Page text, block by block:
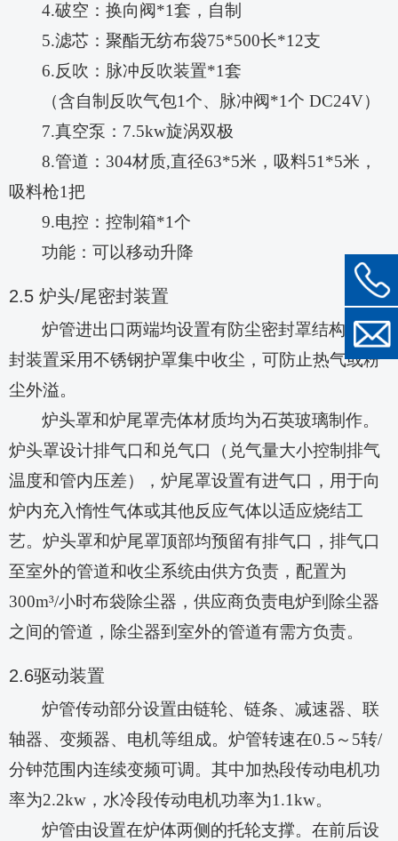
4.破空：换向阀*1套，自制
5.滤芯：聚酯无纺布袋75*500长*12支
6.反吹：脉冲反吹装置*1套
（含自制反吹气包1个、脉冲阀*1个 DC24V）
7.真空泵：7.5kw旋涡双极
8.管道：304材质,直径63*5米，吸料51*5米，
吸料枪1把
9.电控：控制箱*1个
功能：可以移动升降
2.5 炉头/尾密封装置
炉管进出口两端均设置有防尘密封罩结构，密
封装置采用不锈钢护罩集中收尘，可防止热气或粉
尘外溢。
炉头罩和炉尾罩壳体材质均为石英玻璃制作。
炉头罩设计排气口和兑气口（兑气量大小控制排气
温度和管内压差），炉尾罩设置有进气口，用于向
炉内充入惰性气体或其他反应气体以适应烧结工
艺。炉头罩和炉尾罩顶部均预留有排气口，排气口
至室外的管道和收尘系统由供方负责，配置为
300m³/小时布袋除尘器，供应商负责电炉到除尘器
之间的管道，除尘器到室外的管道有需方负责。
2.6驱动装置
炉管传动部分设置由链轮、链条、减速器、联
轴器、变频器、电机等组成。炉管转速在0.5～5转/
分钟范围内连续变频可调。其中加热段传动电机功
率为2.2kw，水冷段传动电机功率为1 .1kw。
炉管由设置在炉体两侧的托轮支撑。在前后设